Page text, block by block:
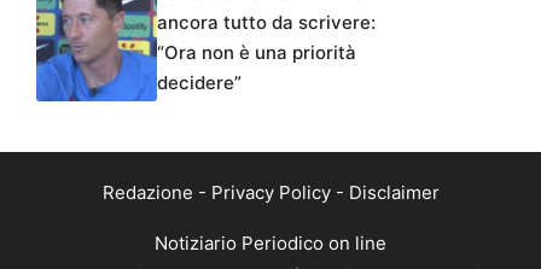
ancora tutto da scrivere:
“Ora non è una priorità
decidere”
Redazione - Privacy Policy- Disclaimer
Notiziario Periodico on line